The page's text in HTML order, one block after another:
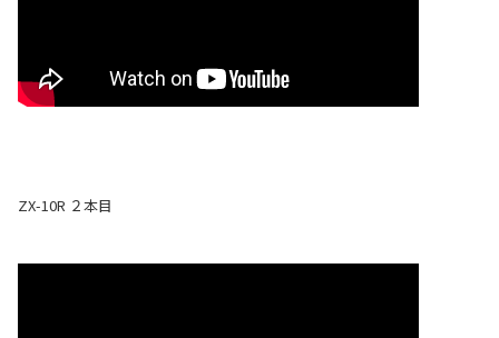
ZX-10R ２本目